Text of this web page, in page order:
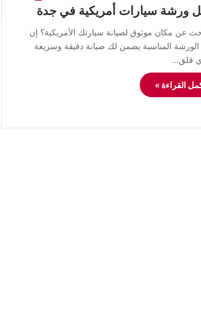
ورشة سيارات أمريكية في جدة
عن مكان موثوق لصيانة سيارتك الأمريكية؟ إن
الورشة المناسبة يضمن لك صيانة دقيقة وسريعة
قلق…
القراءة »